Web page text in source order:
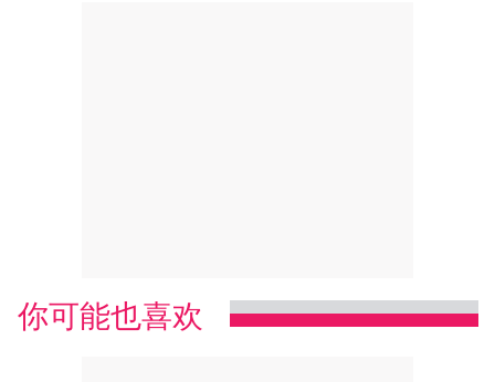
你可能也喜欢